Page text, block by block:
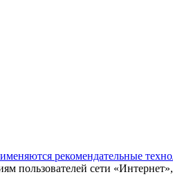
рекомендательные
пользователей сети